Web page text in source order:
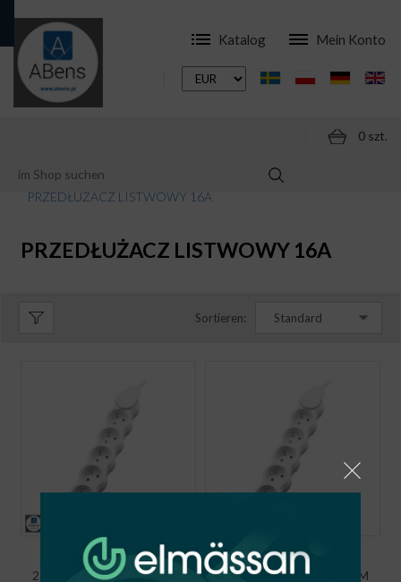
Katalog Mein Konto
0 szt.
ONLINESHOP
PRZEDŁUŻACZE
PRZEDŁUŻACZ LISTWOWY 16A
PRZEDŁUŻACZ LISTWOWY 16A
Sortieren: Standard
PRZEDŁUŻACZ NB 5X
2P+Z+WYŁ. 1.5MM X 5.0M
PRZEDŁUŻACZ NB 5X
2P+Z+WYŁ. 1.5MM X 3.0M